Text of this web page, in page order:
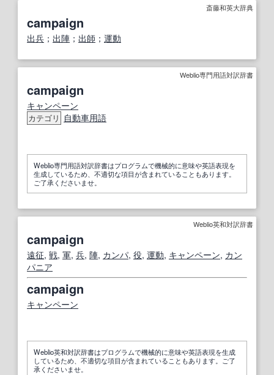
斎藤和英大辞典
campaign
出兵 ； 出陣 ； 出師 ； 運動
Weblio専門用語対訳辞書
campaign
キャンペーン
カテゴリ 自動車用語
Weblio専門用語対訳辞書はプログラムで機械的に意味や英語表現を
生成しているため、不適切な項目が含まれていることもあります。
ご了承くださいませ。
Weblio英和対訳辞書
campaign
遠征, 戦, 軍, 兵, 陣, カンパ, 役, 運動, キャンペーン, カン
パニア
campaign
キャンペーン
Weblio英和対訳辞書はプログラムで機械的に意味や英語表現を生成
しているため、不適切な項目が含まれていることもあります。ご了
承くださいませ。